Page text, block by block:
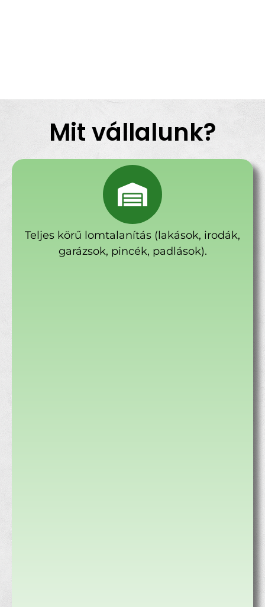
Mit vállalunk?
Teljes körű lomtalanítás (lakások, irodák,
garázsok, pincék, padlások).